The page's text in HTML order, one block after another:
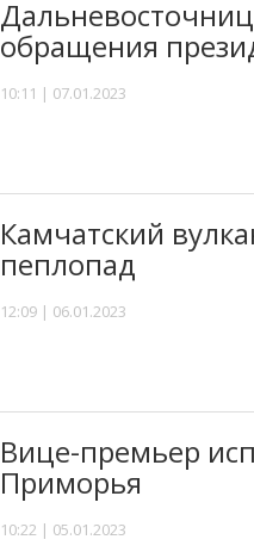
обращения
10:11 | 07.01.2023
Камчатский
пеплопад
12:09 | 06.01.2023
Вице-премьер
Приморья
10:22 | 05.01.2023